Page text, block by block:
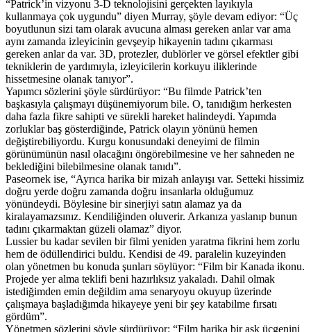
“Patrick’in vizyonu 3-D teknolojisini gerçekten layıkıyla
kullanmaya çok uygundu” diyen Murray, şöyle devam ediyor: “Üç
boyutlunun sizi tam olarak avucuna alması gereken anlar var ama
aynı zamanda izleyicinin gevşeyip hikayenin tadını çıkarması
gereken anlar da var. 3D, protezler, dublörler ve görsel efektler gibi
tekniklerin de yardımıyla, izleyicilerin korkuyu iliklerinde
hissetmesine olanak tanıyor”.
Yapımcı sözlerini şöyle sürdürüyor: “Bu filmde Patrick’ten
başkasıyla çalışmayı düşünemiyorum bile. O, tanıdığım herkesten
daha fazla fikre sahipti ve sürekli hareket halindeydi. Yapımda
zorluklar baş gösterdiğinde, Patrick olayın yönünü hemen
değiştirebiliyordu. Kurgu konusundaki deneyimi de filmin
görünümünün nasıl olacağını öngörebilmesine ve her sahneden ne
beklediğini bilebilmesine olanak tanıdı”.
Paseornek ise, “Ayrıca harika bir mizah anlayışı var. Setteki hissimiz
doğru yerde doğru zamanda doğru insanlarla olduğumuz
yönündeydi. Böylesine bir sinerjiyi satın alamaz ya da
kiralayamazsınız. Kendiliğinden oluverir. Arkanıza yaslanıp bunun
tadını çıkarmaktan güzeli olamaz” diyor.
Lussier bu kadar sevilen bir filmi yeniden yaratma fikrini hem zorlu
hem de ödüllendirici buldu. Kendisi de 49. paralelin kuzeyinden
olan yönetmen bu konuda şunları söylüyor: “Film bir Kanada ikonu.
Projede yer alma teklifi beni hazırlıksız yakaladı. Dahil olmak
istediğimden emin değildim ama senaryoyu okuyup üzerinde
çalışmaya başladığımda hikayeye yeni bir şey katabilme fırsatı
gördüm”.
Yönetmen sözlerini şöyle sürdürüyor: “Film harika bir aşk üçgenini